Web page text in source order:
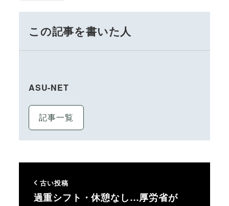
この記事を書いた人
ASU-NET
記事一覧
古い投稿
過重シフト・休憩なし…厚労省が